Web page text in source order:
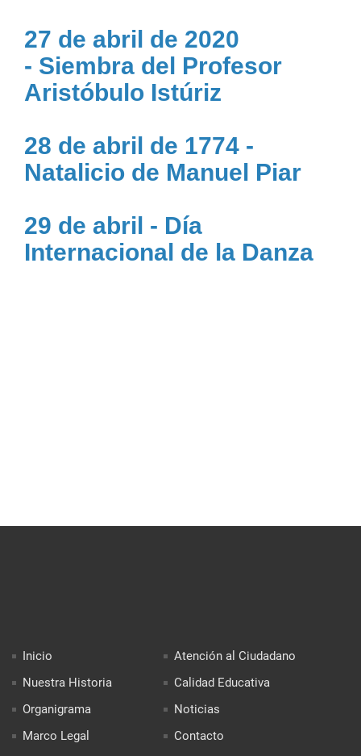
27 de abril de 2020
- Siembra del Profesor
Aristóbulo Istúriz
28 de abril de 1774 -
Natalicio de Manuel Piar
29 de abril - Día
Internacional de la Danza
Inicio
Nuestra Historia
Organigrama
Marco Legal
Atención al Ciudadano
Calidad Educativa
Noticias
Contacto